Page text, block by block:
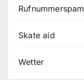
Rufnummerspam
Skate aid
Wetter